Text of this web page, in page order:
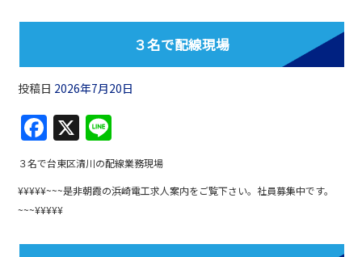
o
o
k
３名で配線現場
投稿日 2026年7月20日
F
a
c
e
X
n
e
３名で台東区清川の配線業務現場
¥¥¥¥¥~~~是非朝霞の浜崎電工求人案内をご覧下さい。社員募集中です。
~~~¥¥¥¥¥